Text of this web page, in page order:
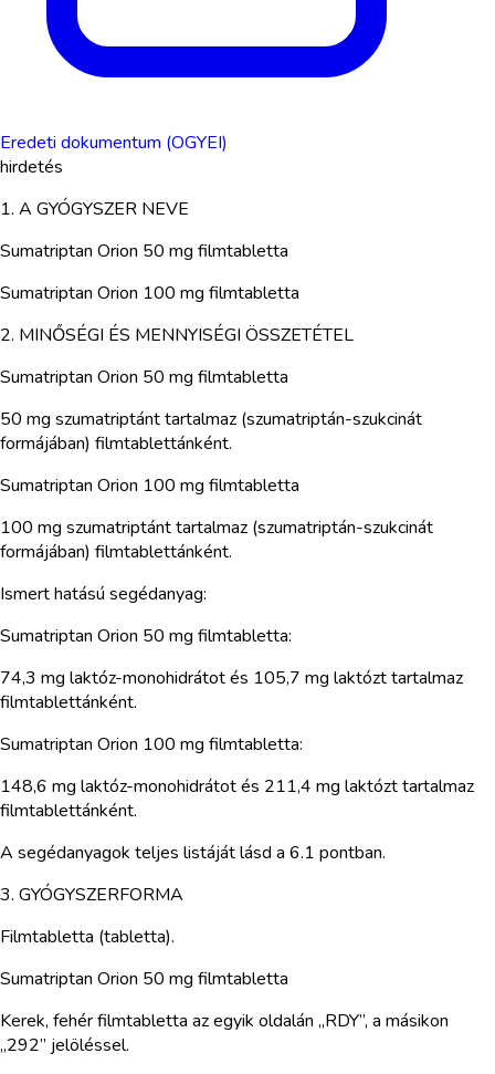
Eredeti dokumentum (OGYEI)
hirdetés
1. A GYÓGYSZER NEVE
Sumatriptan Orion 50 mg filmtabletta
Sumatriptan Orion 100 mg filmtabletta
2. MINŐSÉGI ÉS MENNYISÉGI ÖSSZETÉTEL
Sumatriptan Orion 50 mg filmtabletta
50 mg szumatriptánt tartalmaz (szumatriptán-szukcinát
formájában) filmtablettánként.
Sumatriptan Orion 100 mg filmtabletta
100 mg szumatriptánt tartalmaz (szumatriptán-szukcinát
formájában) filmtablettánként.
Ismert hatású segédanyag:
Sumatriptan Orion 50 mg filmtabletta:
74,3 mg laktóz-monohidrátot és 105,7 mg laktózt tartalmaz
filmtablettánként.
Sumatriptan Orion 100 mg filmtabletta:
148,6 mg laktóz-monohidrátot és 211,4 mg laktózt tartalmaz
filmtablettánként.
A segédanyagok teljes listáját lásd a 6.1 pontban.
3. GYÓGYSZERFORMA
Filmtabletta (tabletta).
Sumatriptan Orion 50 mg filmtabletta
Kerek, fehér filmtabletta az egyik oldalán „RDY”, a másikon
„292” jelöléssel.